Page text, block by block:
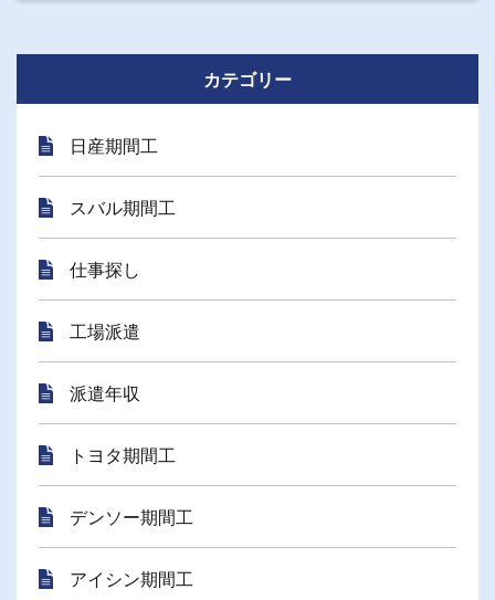
カテゴリー
日産期間工
スバル期間工
仕事探し
工場派遣
派遣年収
トヨタ期間工
デンソー期間工
アイシン期間工